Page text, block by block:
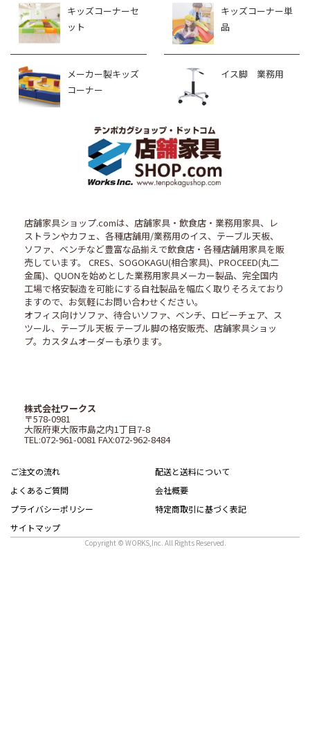
キッズコーナーセ
ット
キッズコーナー単
品
メーカー製キッズ
コーナー
イス脚 業務用
店舗家具ショップ.comは、店舗家具・飲食店・業務用家具、レ
ストランやカフェ、各種店舗用/業務用のイス、テーブル天板、
ソファ、ベンチなど豊富な品揃えで飲食店・各種店舗用家具を販
売しています。 CRES、SOGOKAGU(相合家具)、PROCEED(丸二
金属)、QUONを始めとした業務用家具メーカー製品、完全国内
工場で格安製造を可能にする自社製品を幅広く取りそろえており
ますので、お気軽にお問い合わせください。
オフィス向けソファ、待合いソファ、ベンチ、ロビーチェア、ス
ツール、テーブル天板 テーブル脚の格安販売、店舗家具ショッ
プ。カスタムオーダーも承ります。
株式会社ワークス
〒578-0981
大阪府東大阪市島之内1丁目7-8
TEL:072-961-0081 FAX:072-962-8484
ご注文の流れ
配送と送料について
よくあるご質問
会社概要
プライバシーポリシー
特定商取引に基づく表記
サイトマップ
Copyright © WORKS,Inc. All Rights Reserved.